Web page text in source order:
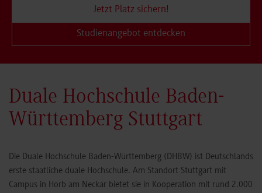
Jetzt Platz sichern!
Studienangebot entdecken
Duale Hochschule Baden-
Württemberg Stuttgart
Die Duale Hochschule Baden-Württemberg (DHBW) ist Deutschlands
erste staatliche duale Hochschule. Am Standort Stuttgart mit
Campus in Horb am Neckar bietet sie in Kooperation mit rund 2.000